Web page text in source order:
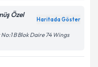
Özel
Haritada Göster
B Blok Daire 74 Wings